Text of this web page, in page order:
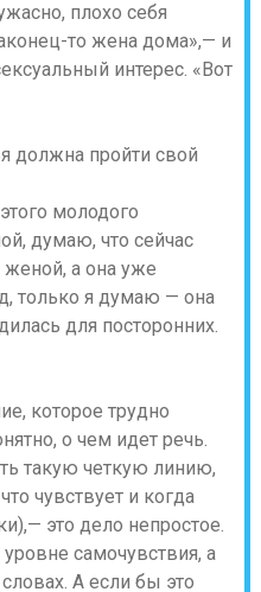
плохо себя
то жена дома»,— и
интерес. «Вот
молодого
думаю, что сейчас
а она уже
только я думаю — она
для посторонних.
которое трудно
о чем идет речь.
такую четкую линию,
чувствует и когда
это дело непростое.
самочувствия, а
А если бы это